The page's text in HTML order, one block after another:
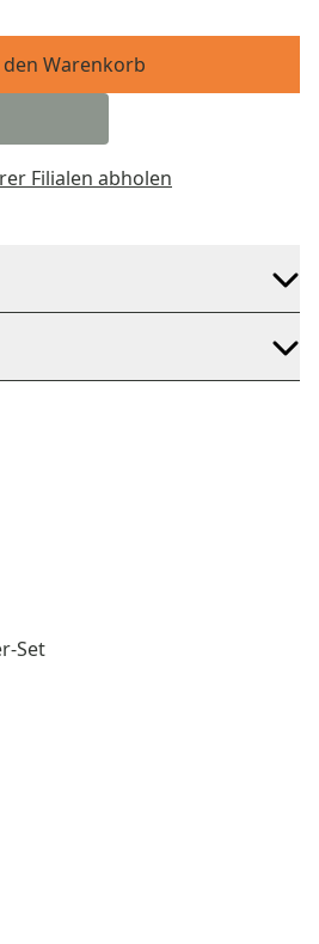
Warenkorb
Filialen abholen
Set